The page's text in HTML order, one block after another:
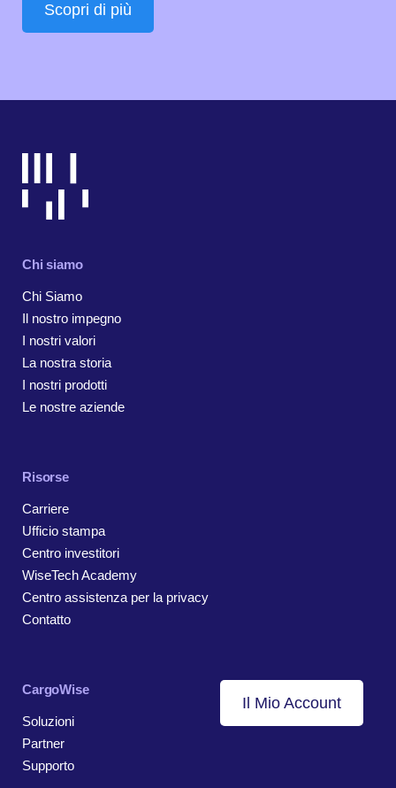
Scopri di più
Chi siamo
Chi Siamo
Il nostro impegno
I nostri valori
La nostra storia
I nostri prodotti
Le nostre aziende
Risorse
Carriere
Ufficio stampa
Centro investitori
WiseTech Academy
Centro assistenza per la privacy
Contatto
CargoWise
Soluzioni
Partner
Supporto
Il Mio Account